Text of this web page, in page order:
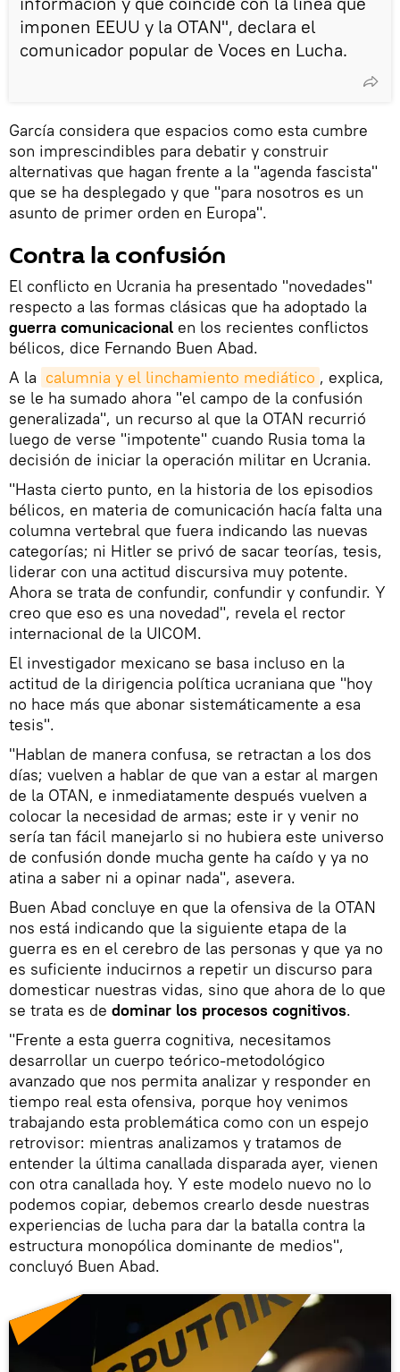
imponen EEUU y la OTAN", declara el
comunicador popular de Voces en Lucha.
García considera que espacios como esta cumbre
son imprescindibles para debatir y construir
alternativas que hagan frente a la "agenda fascista"
que se ha desplegado y que "para nosotros es un
asunto de primer orden en Europa".
Contra la confusión
El conflicto en Ucrania ha presentado "novedades"
respecto a las formas clásicas que ha adoptado la
guerra comunicacional en los recientes conflictos
bélicos, dice Fernando Buen Abad.
A la calumnia y el linchamiento mediático , explica,
se le ha sumado ahora "el campo de la confusión
generalizada", un recurso al que la OTAN recurrió
luego de verse "impotente" cuando Rusia toma la
decisión de iniciar la operación militar en Ucrania.
"Hasta cierto punto, en la historia de los episodios
bélicos, en materia de comunicación hacía falta una
columna vertebral que fuera indicando las nuevas
categorías; ni Hitler se privó de sacar teorías, tesis,
liderar con una actitud discursiva muy potente.
Ahora se trata de confundir, confundir y confundir. Y
creo que eso es una novedad", revela el rector
internacional de la UICOM.
El investigador mexicano se basa incluso en la
actitud de la dirigencia política ucraniana que "hoy
no hace más que abonar sistemáticamente a esa
tesis".
"Hablan de manera confusa, se retractan a los dos
días; vuelven a hablar de que van a estar al margen
de la OTAN, e inmediatamente después vuelven a
colocar la necesidad de armas; este ir y venir no
sería tan fácil manejarlo si no hubiera este universo
de confusión donde mucha gente ha caído y ya no
atina a saber ni a opinar nada", asevera.
Buen Abad concluye en que la ofensiva de la OTAN
nos está indicando que la siguiente etapa de la
guerra es en el cerebro de las personas y que ya no
es suficiente inducirnos a repetir un discurso para
domesticar nuestras vidas, sino que ahora de lo que
se trata es de dominar los procesos cognitivos.
"Frente a esta guerra cognitiva, necesitamos
desarrollar un cuerpo teórico-metodológico
avanzado que nos permita analizar y responder en
tiempo real esta ofensiva, porque hoy venimos
trabajando esta problemática como con un espejo
retrovisor: mientras analizamos y tratamos de
entender la última canallada disparada ayer, vienen
con otra canallada hoy. Y este modelo nuevo no lo
podemos copiar, debemos crearlo desde nuestras
experiencias de lucha para dar la batalla contra la
estructura monopólica dominante de medios",
concluyó Buen Abad.